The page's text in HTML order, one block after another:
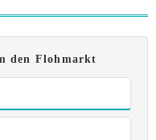
den Flohmarkt